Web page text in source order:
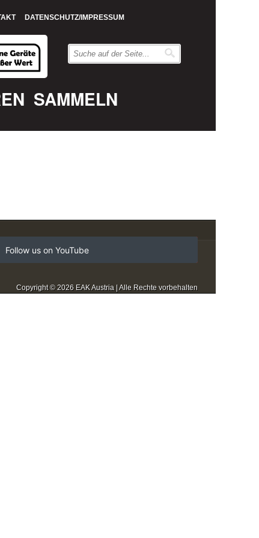
DATENSCHUTZ/IMPRESSUM
SAMMELN
Follow us on YouTube
Copyright © 2026 EAK Austria | Alle Rechte vorbehalten